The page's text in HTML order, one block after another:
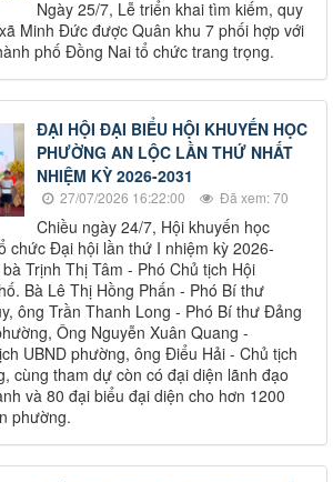
Ngày 25/7, Lễ triển khai tìm kiếm, quy
Minh Đức được Quân khu 7 phối hợp với
phố Đồng Nai tổ chức trang trọng.
ĐẠI HỘI ĐẠI BIỂU HỘI KHUYẾN HỌC
PHƯỜNG AN LỘC LẦN THỨ NHẤT
NHIỆM KỲ 2026-2031
27/07/2026 16:22:00 Đã xem: 70
Chiều ngày 24/7, Hội khuyến học
chức Đại hội lần thứ I nhiệm kỳ 2026-
Trịnh Thị Tâm - Phó Chủ tịch Hội
Bà Lê Thị Hồng Phấn - Phó Bí thư
ông Trần Thanh Long - Phó Bí thư Đảng
Ông Nguyễn Xuân Quang -
UBND phường, ông Điểu Hải - Chủ tịch
cùng tham dự còn có đại diện lãnh đạo
và 80 đại biểu đại diện cho hơn 1200
phường.